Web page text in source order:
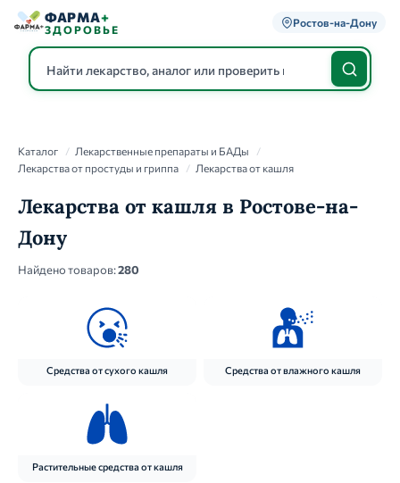
ФАРМА+
ЗДОРОВЬЕ
Ростов-на-Дону
Каталог / Лекарственные препараты и БАДы
/
Лекарства от простуды и гриппа
/ Лекарства от кашля
Лекарства от кашля в Ростове-на-
Дону
Найдено товаров:280
Средства от сухого кашля Средства от влажного кашля
Растительные средства от кашля